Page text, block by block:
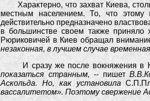
Характерно, что захват Киева,
местным населением. То, что этому
действительно предназначено
в большинстве своем также приняло
Рюриковичей в Киев обращал
незаконная, в лучшем случае
И сразу же после вокняжения в
показаться странным, -- пишет
Аскольда. Но, как установила
вассалитетом». Поэтому свержение